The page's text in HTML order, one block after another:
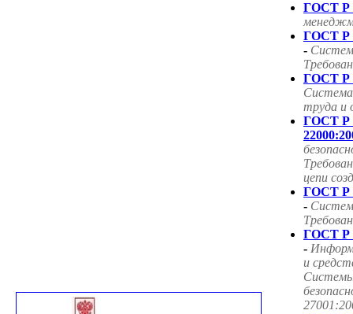
ГОСТ Р
ГОСТ Р
-
ГОСТ Р
труда и
ГОСТ
цепи
ГОСТ Р
-
ГОСТ Р
-
и